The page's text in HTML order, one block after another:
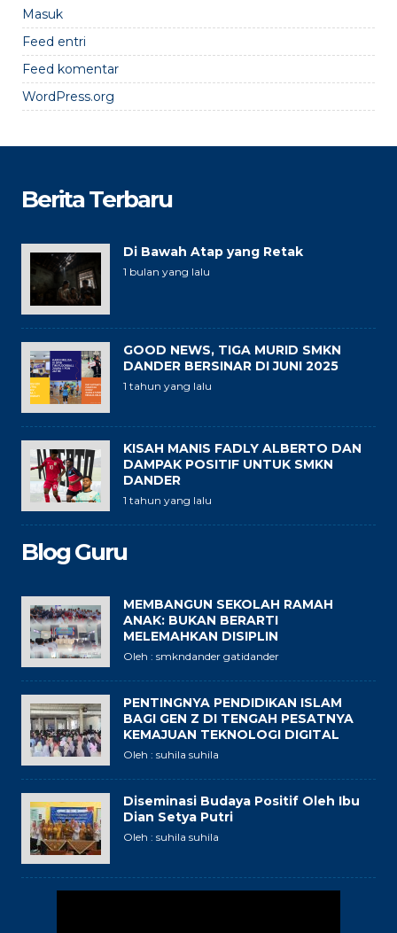
Masuk
Feed entri
Feed komentar
WordPress.org
Berita Terbaru
Di Bawah Atap yang Retak
1 bulan yang lalu
GOOD NEWS, TIGA MURID SMKN
DANDER BERSINAR DI JUNI 2025
1 tahun yang lalu
KISAH MANIS FADLY ALBERTO DAN
DAMPAK POSITIF UNTUK SMKN
DANDER
1 tahun yang lalu
Blog Guru
MEMBANGUN SEKOLAH RAMAH
ANAK: BUKAN BERARTI
MELEMAHKAN DISIPLIN
Oleh : smkndander gatidander
PENTINGNYA PENDIDIKAN ISLAM
BAGI GEN Z DI TENGAH PESATNYA
KEMAJUAN TEKNOLOGI DIGITAL
Oleh : suhila suhila
Diseminasi Budaya Positif Oleh Ibu
Dian Setya Putri
Oleh : suhila suhila